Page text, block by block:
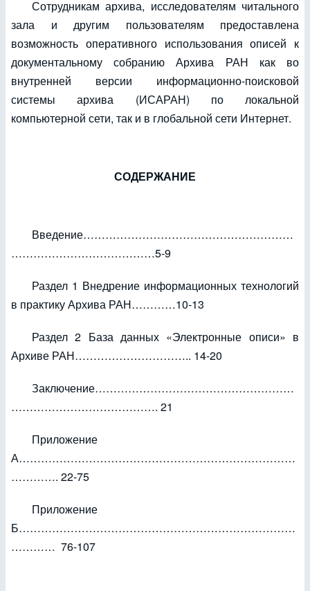
Сотрудникам архива, исследователям читального
зала и другим пользователям предоставлена
возможность оперативного использования описей к
документальному собранию Архива РАН как во
внутренней версии информационно-поисковой
системы архива (ИСАРАН) по локальной
компьютерной сети, так и в глобальной сети Интернет.
СОДЕРЖАНИЕ
Введение…………………………………………………
…………………………………5-9
Раздел 1 Внедрение информационных технологий
в практику Архива РАН…………10-13
Раздел 2 База данных «Электронные описи» в
Архиве РАН………………………….. 14-20
Заключение………………………………………………
…………………………………. 21
Приложение
А…………………………………………………………………
…………. 22-75
Приложение
Б…………………………………………………………………
………… 76-107